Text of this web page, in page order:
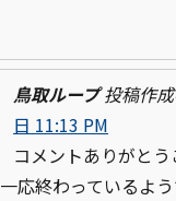
鳥取ループ 投稿作
日 11:13 PM
コメントありがと
応終わっているよう